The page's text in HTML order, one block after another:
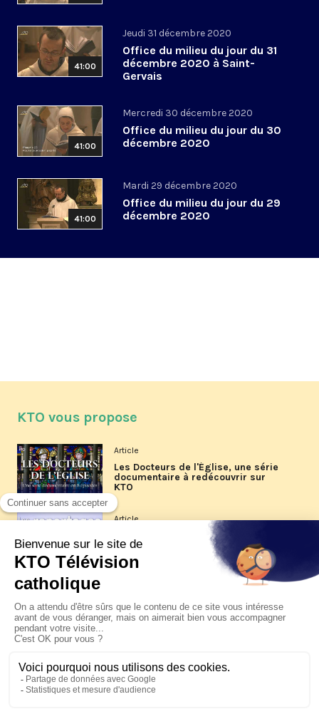
41:00
Jeudi 31 décembre 2020
Office du milieu du jour du 31
décembre 2020 à Saint-
Gervais
41:00
Mercredi 30 décembre 2020
Office du milieu du jour du 30
décembre 2020
41:00
Mardi 29 décembre 2020
Office du milieu du jour du 29
décembre 2020
KTO vous propose
Article
Les Docteurs de l'Église, une série
documentaire à redécouvrir sur
KTO
Article
Les reportages d'été 2026 de KTO
La visite pastorale du pape Léon
XIV à Assise à suivre sur KTO le
jeudi 6 août
Le pape en Uruguay, Argentine et
Pérou du 6 au 17 novembre 2026